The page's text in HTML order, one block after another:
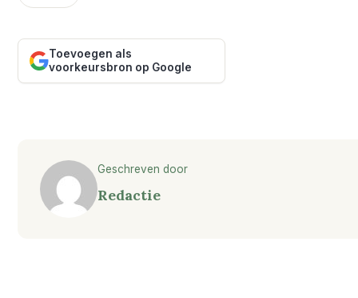
Toevoegen als
voorkeursbron op Google
Geschreven door
Redactie